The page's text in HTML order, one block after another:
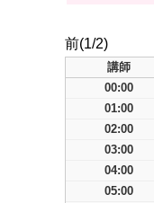
前(1/2)
講師
00:00
01:00
02:00
03:00
04:00
05:00